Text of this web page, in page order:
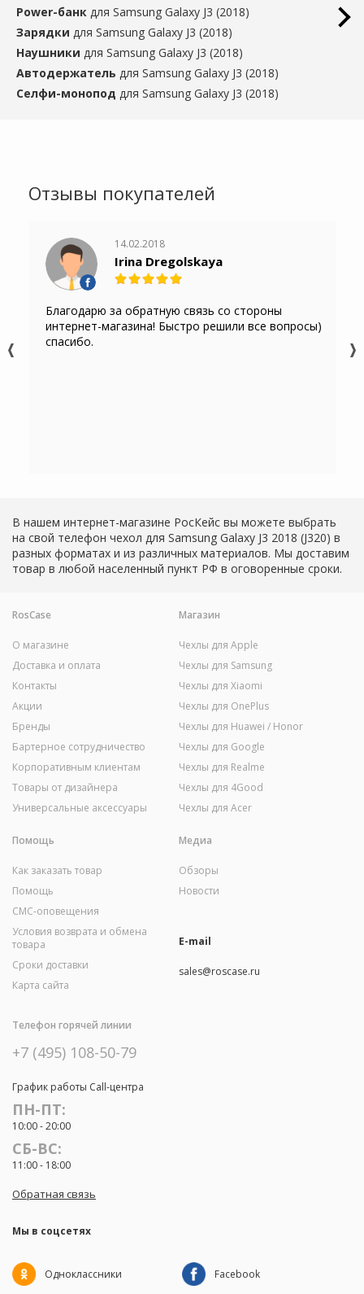
Power-банк для Samsung Galaxy J3 (2018)
Зарядки для Samsung Galaxy J3 (2018)
Наушники для Samsung Galaxy J3 (2018)
Автодержатель для Samsung Galaxy J3 (2018)
Селфи-монопод для Samsung Galaxy J3 (2018)
Отзывы покупателей
14.02.2018
Irina Dregolskaya
Благодарю за обратную связь со стороны
интернет-магазина! Быстро решили все вопросы)
спасибо.
В нашем интернет-магазине РосКейс вы можете выбрать
на свой телефон чехол для Samsung Galaxy J3 2018 (J320) в
разных форматах и из различных материалов. Мы доставим
товар в любой населенный пункт РФ в оговоренные сроки.
RosCase
О магазине
Доставка и оплата
Контакты
Акции
Бренды
Бартерное сотрудничество
Корпоративным клиентам
Товары от дизайнера
Универсальные аксессуары
Магазин
Чехлы для Apple
Чехлы для Samsung
Чехлы для Xiaomi
Чехлы для OnePlus
Чехлы для Huawei / Honor
Чехлы для Google
Чехлы для Realme
Чехлы для 4Good
Чехлы для Acer
Помощь
Как заказать товар
Помощь
СМС-оповещения
Условия возврата и обмена
товара
Сроки доставки
Карта сайта
Медиа
Обзоры
Новости
E-mail
sales@roscase.ru
Телефон горячей линии
+7 (495) 108-50-79
График работы Call-центра
ПН-ПТ:
10:00 - 20:00
СБ-ВС:
11:00 - 18:00
Обратная связь
Мы в соцсетях
Одноклассники Facebook